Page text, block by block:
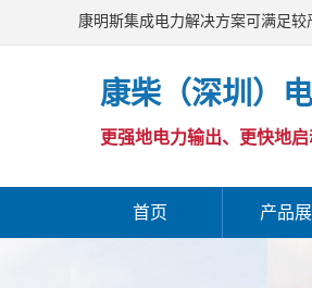
康明斯集成电力解决方案可满足
康柴（深圳）
更强地电力输出、更快地
首页 产品